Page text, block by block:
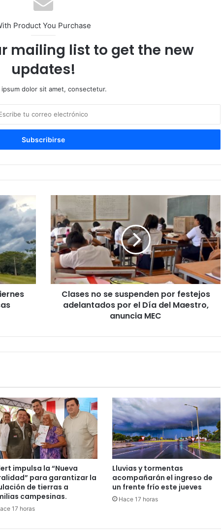
Product You Purchase
mailing list to get the new
updates!
ipsum dolor sit amet, consectetur.
Clases no se suspenden por festejos
adelantados por el Día del Maestro,
anuncia MEC
impulsa la “Nueva
para garantizar la
de tierras a
campesinas.
17 horas
Lluvias y tormentas
acompañarán el ingreso de
un frente frío este jueves
Hace 17 horas